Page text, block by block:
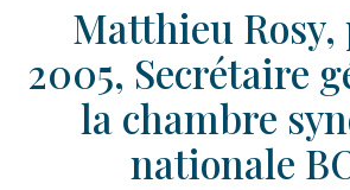
Matthieu Rosy,
2005, Secrétaire
la chambre
nationale